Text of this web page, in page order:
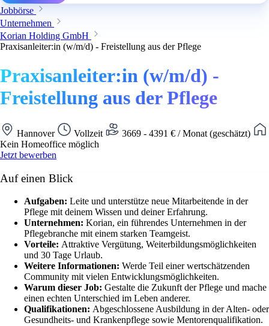
Jobbörse
Unternehmen
Korian Holding GmbH
Praxisanleiter:in (w/m/d) - Freistellung aus der Pflege
Praxisanleiter:in (w/m/d) -
Freistellung aus der Pflege
Hannover Vollzeit
3669 - 4391 € / Monat (geschätzt)
Kein Homeoffice möglich
Jetzt bewerben
Auf einen Blick
Aufgaben: Leite und unterstütze neue Mitarbeitende in der
Pflege mit deinem Wissen und deiner Erfahrung.
Unternehmen: Korian, ein führendes Unternehmen in der
Pflegebranche mit einem starken Teamgeist.
Vorteile: Attraktive Vergütung, Weiterbildungsmöglichkeiten
und 30 Tage Urlaub.
Weitere Informationen: Werde Teil einer wertschätzenden
Community mit vielen Entwicklungsmöglichkeiten.
Warum dieser Job: Gestalte die Zukunft der Pflege und mache
einen echten Unterschied im Leben anderer.
Qualifikationen: Abgeschlossene Ausbildung in der Alten- oder
Gesundheits- und Krankenpflege sowie Mentorenqualifikation.